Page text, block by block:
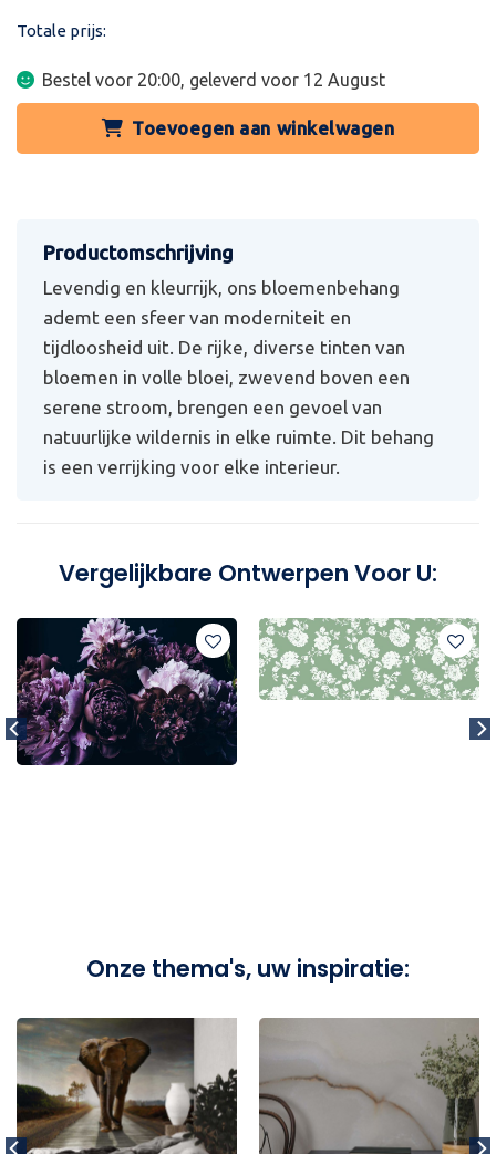
Totale prijs:
Bestel voor 20:00, geleverd voor 12 August
Toevoegen aan winkelwagen
Levendig en kleurrijk, ons bloemenbehang
ademt een sfeer van moderniteit en
tijdloosheid uit. De rijke, diverse tinten van
bloemen in volle bloei, zwevend boven een
serene stroom, brengen een gevoel van
natuurlijke wildernis in elke ruimte. Dit behang
is een verrijking voor elke interieur.
Vergelijkbare Ontwerpen Voor U:
Onze thema's, uw inspiratie: